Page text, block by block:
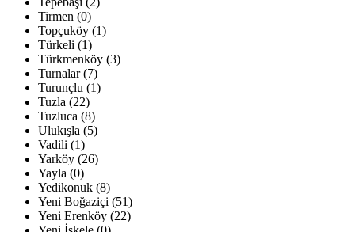
Tirmen (0)
Topçuköy (1)
Türkeli (1)
Türkmenköy (3)
Turnalar (7)
Turunçlu (1)
Tuzla (22)
Tuzluca (8)
Ulukışla (5)
Vadili (1)
Yarköy (26)
Yayla (0)
Yedikonuk (8)
Yeni Boğaziçi (51)
Yeni Erenköy (22)